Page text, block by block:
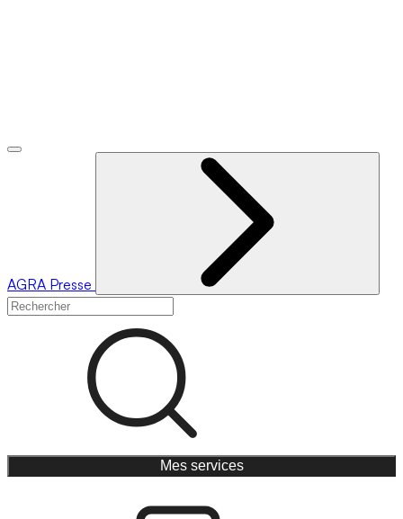
AGRA Presse
Mes services